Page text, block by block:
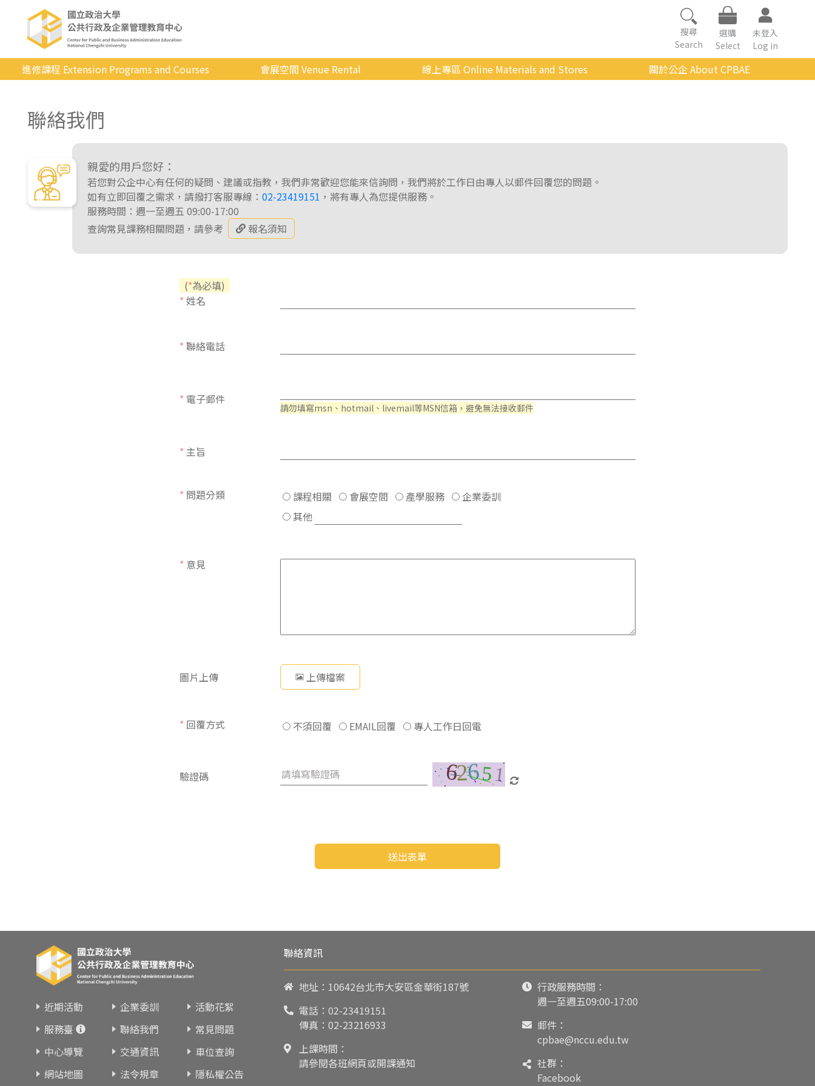
搜尋
Search
選購
Select
未登入
Log in
進修課程 Extension Programs and Courses
專業/學分
證照/考試
商管/永續
科技/生活
健康運動
英語
會展空間 Venue Rental
申請流程
會展快訊
線上專區 Online Materials and Stores
關於公企 About CPBAE
組織架構與人員職掌
聯絡我們
親愛的用戶您好：
若您對公企中心有任何的疑問、建議或指教，我們非常歡迎您能來信詢問，我們將於工作日由專人以郵件回覆您的問題。
如有立即回覆之需求，請撥打客服專線： 02-23419151 ，將有專人為您提供服務。
服務時間：週一至週五 09:00-17:00
查詢常見課務相關問題，請參考
報名須知
(*為必填)
* 姓名
* 聯絡電話
* 電子郵件
請勿填寫msn、hotmail、livemail等MSN信箱，避免無法接收郵件
* 主旨
* 問題分類 課程相關 會展空間 產學服務
企業委訓
其他
* 意見
圖片上傳 上傳檔案
* 回覆方式 不須回覆 EMAIL回覆 專人工作日回電
驗證碼
送出表單
近期活動 企業委訓
活動花絮
服務臺
聯絡我們
常見問題
中心導覽
交通資訊
車位查詢
網站地圖
法令規章 隱私權公告
聯絡資訊
地址：10642台北市大安區金華街187號
電話： 02-23419151
傳真：02-23216933
上課時間：
請參閱各班網頁或開課通知
行政服務時間：
週一至週五09:00-17:00
郵件：
cpbae@nccu.edu.tw
社群：
Facebook